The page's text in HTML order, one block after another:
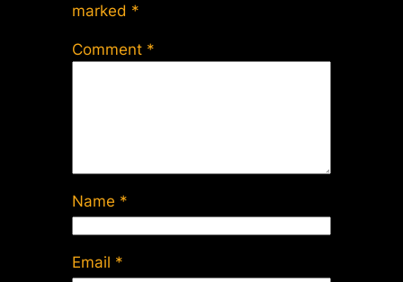
marked *
Comment *
Name *
Email *